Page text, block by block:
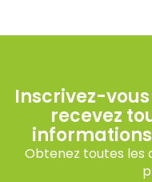
Inscrivez-
recevez
Obtenez toutes les